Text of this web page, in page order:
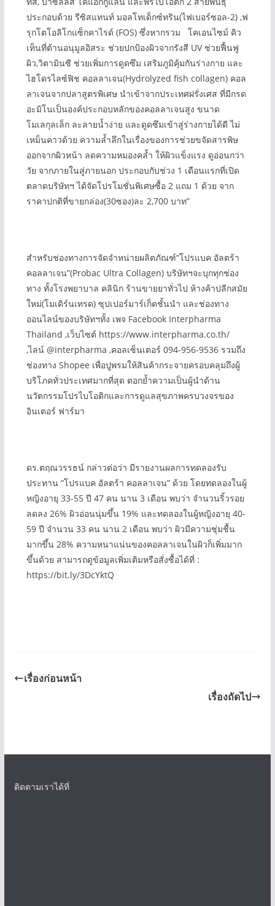
ประกอบด้วย รีซิสแทนท์ มอลโทเด็กซ์ทริน(ไฟเบอร์ซอล-2) ,ฟ
รุกโตโอลิโกแซ็กคาไรด์ (FOS) ซึ่งหากรวม โคเอนไซม์ คิว
เท็นที่ต้านอนุมูลอิสระ ช่วยปกป้องผิวจากรังสี UV ช่วยฟื้นฟู
ผิว,วิตามินซี ช่วยเพิ่มการดูดซึม เสริมภูมิคุ้มกันร่างกาย และ
ไฮโดรไลซ์ฟิช คอลลาเจน(Hydrolyzed fish collagen) คอล
ลาเจนจากปลาสูตรพิเศษ นำเข้าจากประเทศฝรั่งเศส ที่มีกรด
อะมิโนเป็นองค์ประกอบหลักของคอลลาเจนสูง ขนาด
โมเลกุลเล็ก ละลายน้ำง่าย และดูดซึมเข้าสู่ร่างกายได้ดี ไม่
เหม็นคาวด้วย ความล้ำลึกในเรื่องของการช่วยขจัดสารพิษ
ออกจากผิวหน้า ลดความหมองคล้ำ ให้ผิวแข็งแรง ดูอ่อนกว่า
วัย จากภายในสู่ภายนอก ประกอบกับช่วง 1 เดือนแรกที่เปิด
ตลาดบริษัทฯ ได้จัดโปรโมชั่นพิเศษซื้อ 2 แถม 1 ด้วย จาก
ราคาปกติที่ขายกล่อง(30ซอง)ละ 2,700 บาท”
สำหรับช่องทางการจัดจำหน่ายผลิตภัณฑ์“โปรแบค อัลตร้า
คอลลาเจน”(Probac Ultra Collagen) บริษัทฯจะบุกทุกช่อง
ทาง ทั้งโรงพยาบาล คลินิก ร้านขายยาทั่วไป ห้างค้าปลีกสมัย
ใหม่(โมเดิร์นเทรด) ซุปเปอร์มาร์เก็ตชั้นนำ และช่องทาง
ออนไลน์ของบริษัทฯทั้ง เพจ Facebook Interpharma
Thailand ,เว็บไซต์ https://www.interpharma.co.th/
,ไลน์ @interpharma ,คอลเซ็นเตอร์ 094-956-9536 รวมถึง
ช่องทาง Shopee เพื่อปูพรมให้สินค้ากระจายครอบคลุมถึงผู้
บริโภคทั่วประเทศมากที่สุด ตอกย้ำความเป็นผู้นำด้าน
นวัตกรรมโปรไบโอติกและการดูแลสุขภาพครบวงจรของ
อินเตอร์ ฟาร์มา
ดร.ตฤณวรรธน์ กล่าวต่อว่า มีรายงานผลการทดลองรับ
ประทาน “โปรแบค อัลตร้า คอลลาเจน” ด้วย โดยทดลองในผู้
หญิงอายุ 33-55 ปี 47 คน นาน 3 เดือน พบว่า จำนวนริ้วรอย
ลดลง 26% ผิวอ่อนนุ่มขึ้น 19% และทดลองในผู้หญิงอายุ 40-
59 ปี จำนวน 33 คน นาน 2 เดือน พบว่า ผิวมีความชุ่มชื้น
มากขึ้น 28% ความหนาแน่นของคอลลาเจนในผิวก็เพิ่มมาก
ขึ้นด้วย สามารถดูข้อมูลเพิ่มเติมหรือสั่งซื้อได้ที่ :
https://bit.ly/3DcYktQ
เรื่องก่อนหน้า
เรื่องถัดไป
ติดตามเราได้ที่